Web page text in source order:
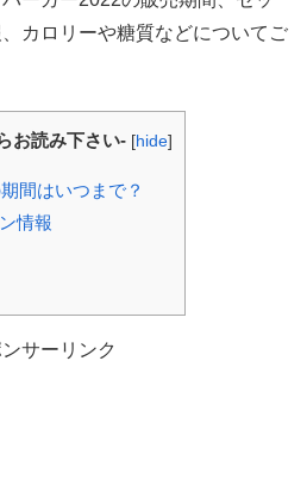
カロリーや糖質などについてご
お読み下さい- [hide]
間はいつまで？
情報
サーリンク